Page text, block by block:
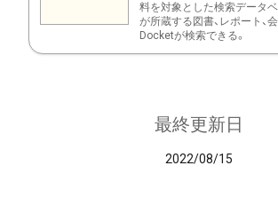
料を対象とした検索データ
が所蔵する図書、レポート、会
Docketが検索できる。
最終更新日
2022/08/15